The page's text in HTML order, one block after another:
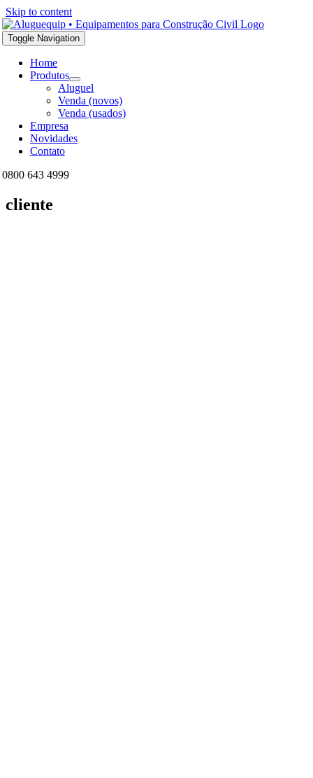
Skip to content
Toggle Navigation
Home
Produtos
Aluguel
Venda (novos)
Venda (usados)
Empresa
Novidades
Contato
0800 643 4999
cliente